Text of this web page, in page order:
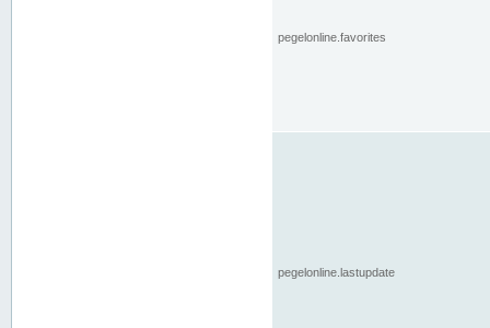
pegelonline.favorites
pegelonline.lastupdate